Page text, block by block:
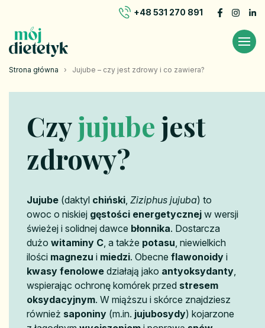
+48 531 270 891
Strona główna › Jujube – czy jest zdrowy i co zawiera?
Czyjujube jest
zdrowy?
Jujube (daktyl chiński Ziziphus jujuba) to
owoc o niskiej gęstości energetycznej w wersji
świeżej i solidnej dawce błonnika. Dostarcza
dużo witaminy C , a także potasu , niewielkich
ilości magnezu i miedzi. Obecne flawonoidy i
kwasy fenolowe działają jako antyoksydanty
wspierając ochronę komórek przed stresem
oksydacyjnym. W miąższu i skórce znajdziesz
również saponiny (m.in. jujubosydy) kojarzone